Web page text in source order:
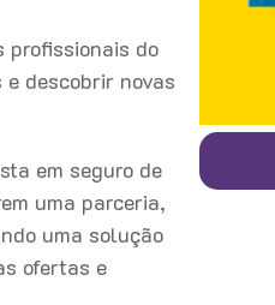
profissionais do
descobrir novas
em seguro de
uma parceria,
uma solução
ofertas e